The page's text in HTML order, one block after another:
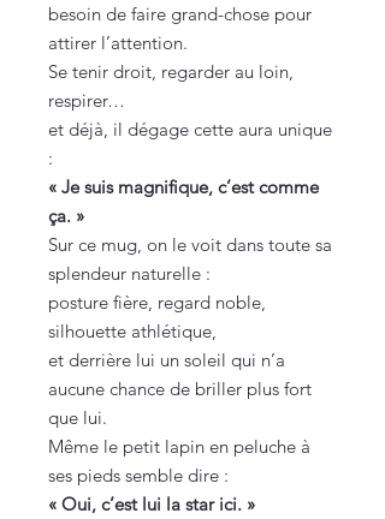
besoin de faire grand-chose pour
attirer l’attention.
Se tenir droit, regarder au loin,
respirer…
et déjà, il dégage cette aura unique
:
« Je suis magnifique, c’est comme
ça. »
Sur ce mug, on le voit dans toute sa
splendeur naturelle :
posture fière, regard noble,
silhouette athlétique,
et derrière lui un soleil qui n’a
aucune chance de briller plus fort
que lui.
Même le petit lapin en peluche à
ses pieds semble dire :
« Oui, c’est lui la star ici. »